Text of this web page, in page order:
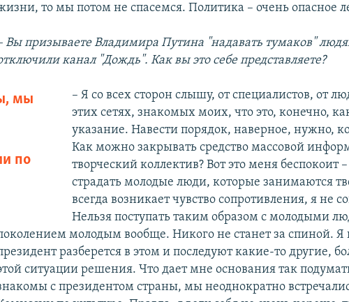
то мы потом не спасемся. Политика – очень опасное
Вы призываете Владимира Путина "надавать тумаков"
канал "Дождь". Как вы это себе представляете?
мы
по
– Я со всех сторон слышу, от специалистов, от
этих сетях, знакомых моих, что это, конечно,
указание. Навести порядок, наверное, нужно,
Как можно закрывать средство массовой
творческий коллектив? Вот это меня беспокоит
страдать молодые люди, которые занимаются
всегда возникает чувство сопротивления, я не
Нельзя поступать таким образом с молодыми
молодым вообще. Никого не станет за спиной. Я
разберется в этом и последуют какие-то другие,
ситуации решения. Что дает мне основания так
с президентом страны, мы неоднократно